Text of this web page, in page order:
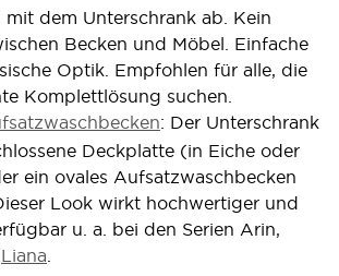
dem Unterschrank ab. Kein
Becken und Möbel. Einfache
Optik. Empfohlen für alle, die
Komplettlösung suchen.
: Der Unterschrank
Deckplatte (in Eiche oder
ein ovales Aufsatzwaschbecken
Look wirkt hochwertiger und
u. a. bei den Serien Arin,
Liana